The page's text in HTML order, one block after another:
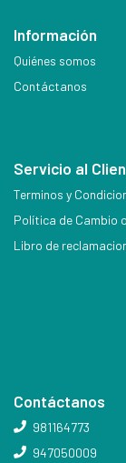
Información
Quiénes somos
Contáctanos
Servicio al
Terminos y
Política de Cambio
Libro de
Contáctanos
981164773
947050009